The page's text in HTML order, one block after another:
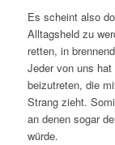
Es scheint also
Alltagsheld zu
retten, in
Jeder von uns
beizutreten, die
Strang zieht.
an denen sogar
würde.